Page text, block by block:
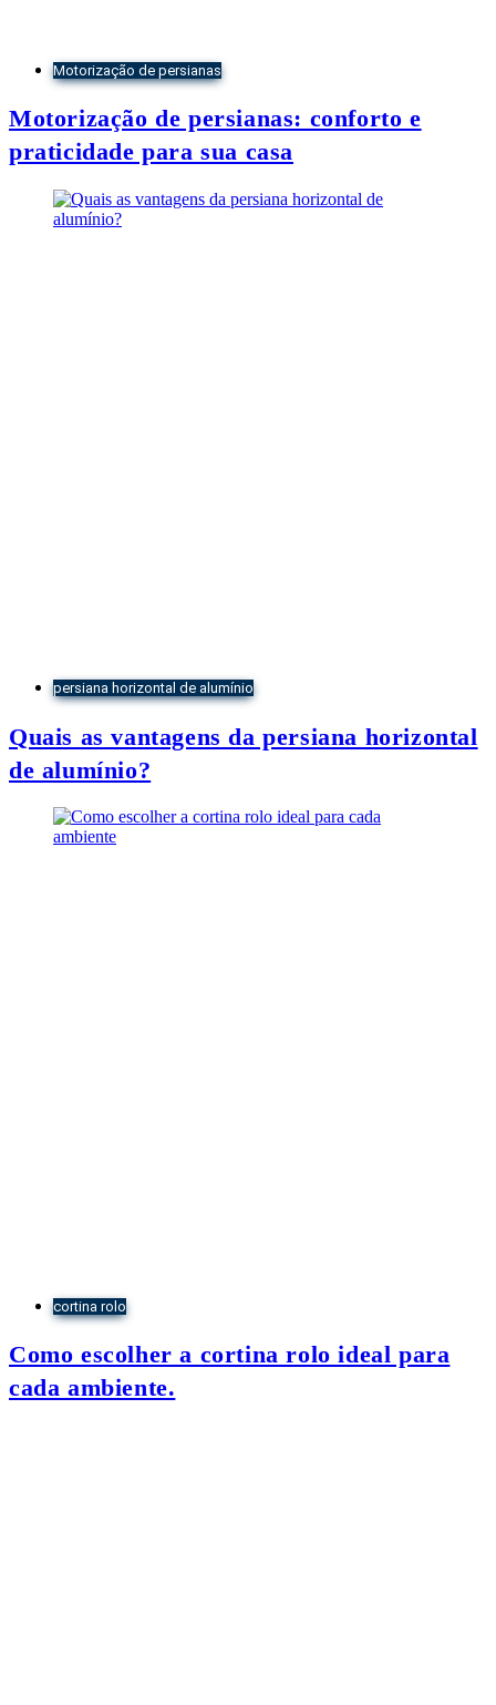
Motorização de persianas
Motorização de persianas: conforto e
praticidade para sua casa
persiana horizontal de alumínio
Quais as vantagens da persiana horizontal
de alumínio?
cortina rolo
Como escolher a cortina rolo ideal para
cada ambiente.